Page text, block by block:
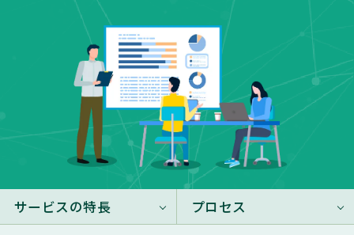
サービスの特長 プロセス